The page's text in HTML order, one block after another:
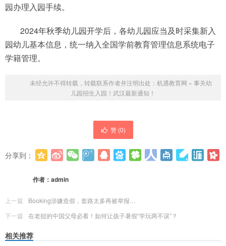
园办理入园手续。
2024年秋季幼儿园开学后，各幼儿园应当及时采集新入
园幼儿基本信息，统一纳入全国学前教育管理信息系统电子
学籍管理。
未经允许不得转载，转载联系作者并注明出处： 机遇教育网 » 事关幼
儿园招生入园！武汉最新通知！
赞 (0)
分享到：
作者： admin
上一篇
Booking涉嫌造假，套路太多再被举报…
下一篇
在老挝的中国父母必看！如何让孩子暑假“学玩两不误”？
相关推荐